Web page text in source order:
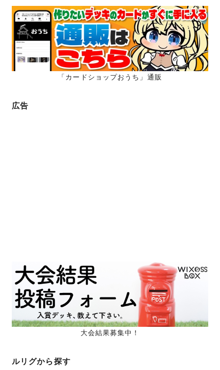
ペ
ー
ジ
送
り
ー
ジ
「カードショップおうち」通販
広告
大会結果募集中！
ルリグから探す